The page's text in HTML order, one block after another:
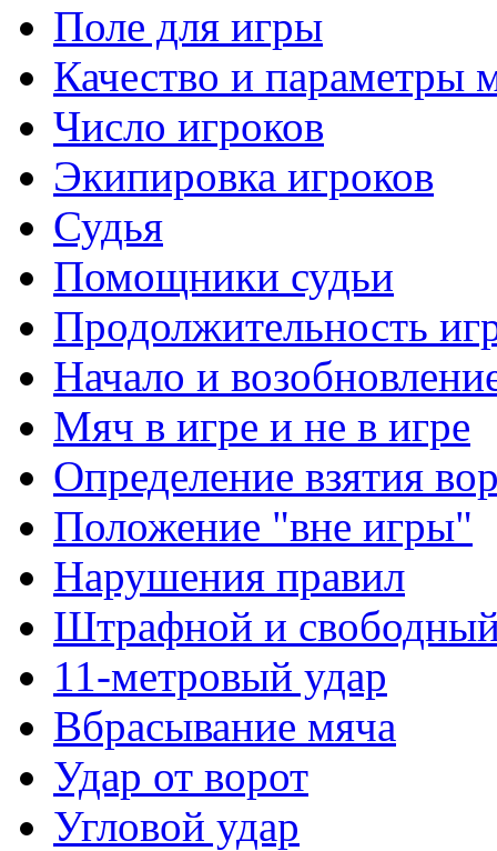
Поле для игры
Качество и параметры
Число игроков
Экипировка игроков
Судья
Помощники судьи
Продолжительность
Начало и
Мяч в игре и не в игре
Определение взятия
Положение "вне игры"
Нарушения правил
Штрафной и
11-метровый удар
Вбрасывание мяча
Удар от ворот
Угловой удар